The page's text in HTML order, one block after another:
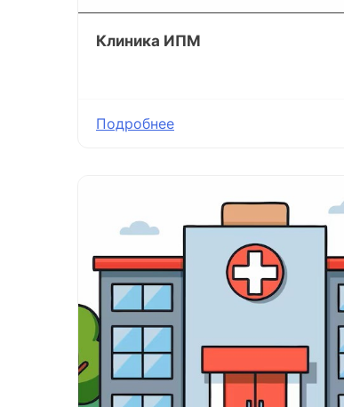
Клиника ИПМ
Подробнее